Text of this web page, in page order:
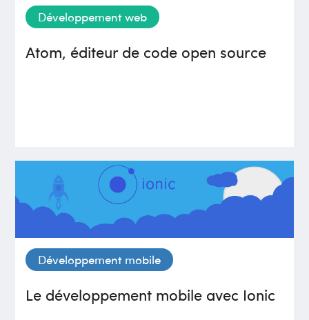
Développement web
Atom, éditeur de code open source
Développement mobile
Le développement mobile avec Ionic